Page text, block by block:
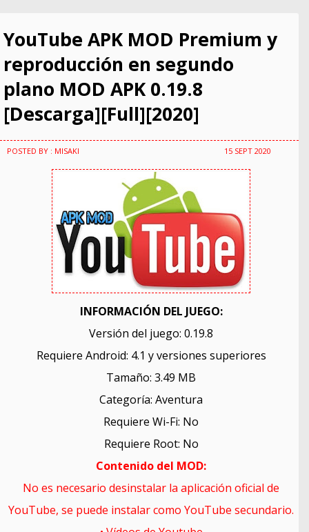
YouTube APK MOD Premium y
reproducción en segundo
plano MOD APK 0.19.8
[Descarga][Full][2020]
POSTED BY : MISAKI 15 SEPT 2020
INFORMACIÓN DEL JUEGO:
Versión del juego: 0.19.8
Requiere Android: 4.1 y versiones superiores
Tamaño: 3.49 MB
Categoría: Aventura
Requiere Wi-Fi: No
Requiere Root: No
Contenido del MOD:
No es necesario desinstalar la aplicación oficial de
YouTube, se puede instalar como YouTube secundario.